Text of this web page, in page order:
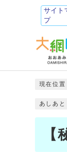
サイト
プ
現在位置
あしあと